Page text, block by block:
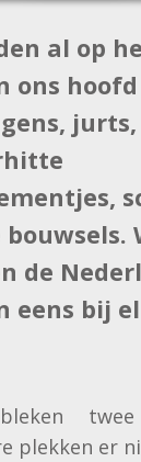
al op
ons
jurts,
de
eens bij
plekken er